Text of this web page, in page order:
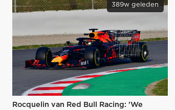
389w geleden
Rocquelin van Red Bull Racing: 'We